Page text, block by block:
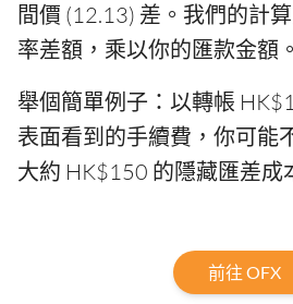
間價 (12.13) 差。我們的計
率差額，乘以你的匯款金額。
舉個簡單例子：以轉帳
表面看到的手續費，你可能
大約 HK$150 的隱藏匯差成
前往 OFX